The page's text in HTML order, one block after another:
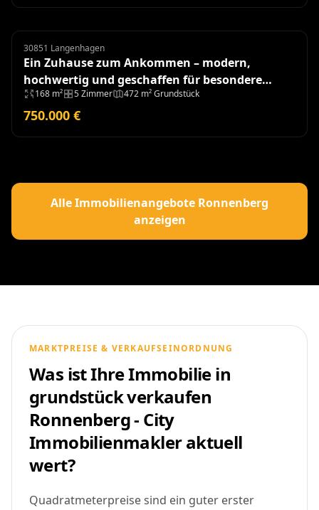
Doppelhaushälfte
30851 Langenhagen
Ein Zuhause zum Ankommen – modern,
hochwertig und geschaffen für besondere
Momente - Baujahr 2018
168 m² 5 Zimmer 472 m² Grundstück
750.000 €
Alle Immobilienangebote Ronnenberg
anzeigen
MARKTPREISE & VERKAUFSEINORDNUNG
Was ist Ihre Immobilie in
grundstück verkaufen
Ronnenberg - City
Immobilienmakler aktuell
wert?
Quadratmeterpreise sind ein guter erster